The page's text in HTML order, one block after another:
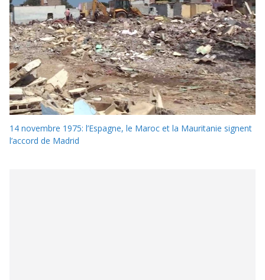
14 novembre 1975: l’Espagne, le Maroc et la Mauritanie signent
l’accord de Madrid